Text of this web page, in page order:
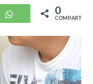
WhatsApp
0
COMPARTIR